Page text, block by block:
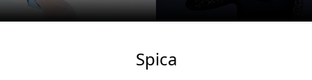
Spica